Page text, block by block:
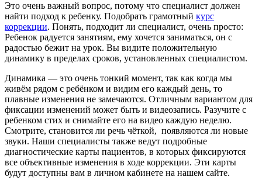
Это очень важный вопрос, потому что специалист должен
найти подход к ребенку. Подобрать грамотный курс
коррекции. Понять, подходит ли специалист, очень просто:
Ребенок радуется занятиям, ему хочется заниматься, он с
радостью бежит на урок. Вы видите положительную
динамику в пределах сроков, установленных специалистом.
Динамика — это очень тонкий момент, так как когда мы
живём рядом с ребёнком и видим его каждый день, то
плавные изменения не замечаются. Отличным вариантом для
фиксации изменений может быть и видеозапись. Разучите с
ребенком стих и снимайте его на видео каждую неделю.
Смотрите, становится ли речь чёткой, появляются ли новые
звуки. Наши специалисты также ведут подробные
диагностические карты пациентов, в которых фиксируются
все объективные изменения в ходе коррекции. Эти карты
будут доступны вам в личном кабинете на нашем сайте.